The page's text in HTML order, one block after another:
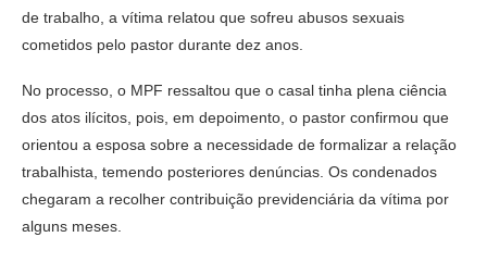
de trabalho, a vítima relatou que sofreu abusos sexuais
cometidos pelo pastor durante dez anos.
No processo, o MPF ressaltou que o casal tinha plena ciência
dos atos ilícitos, pois, em depoimento, o pastor confirmou que
orientou a esposa sobre a necessidade de formalizar a relação
trabalhista, temendo posteriores denúncias. Os condenados
chegaram a recolher contribuição previdenciária da vítima por
alguns meses.